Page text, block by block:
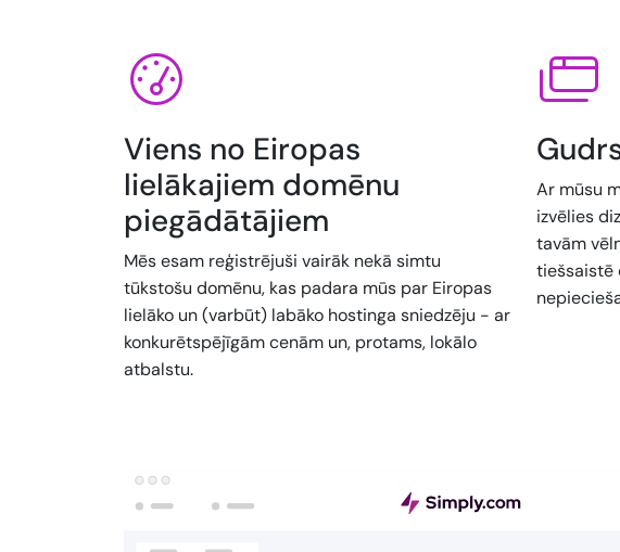
Viens no Eiropas
lielākajiem domēnu
piegādātājiem
Mēs esam reģistrējuši vairāk nekā simtu
tūkstošu domēnu, kas padara mūs par Eiropas
lielāko un (varbūt) labāko hostinga sniedzēju - ar
konkurētspējīgām cenām un, protams, lokālo
atbalstu.
Ar mūsu
izvēlies
tavām
tiešsaistē